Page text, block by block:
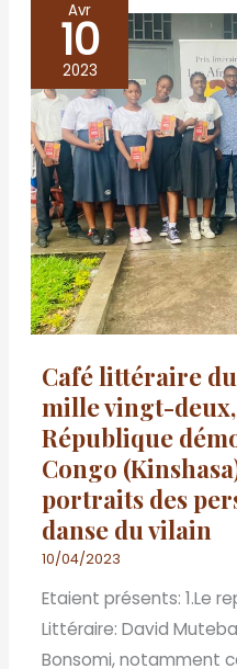
Avr
10
2023
Café littéraire
mille vingt-
République
Congo
portraits des
danse du vilain
10/04/2023
Etaient présents: 1.Le
Littéraire: David
Bonsomi, notamment
Café
littéraire
du
trente
mars
deux
mille
vingt-
deux,
tenu
République
démocratique
du
Congo
(Kinshasa)
sur
le
thème:
Les
portraits